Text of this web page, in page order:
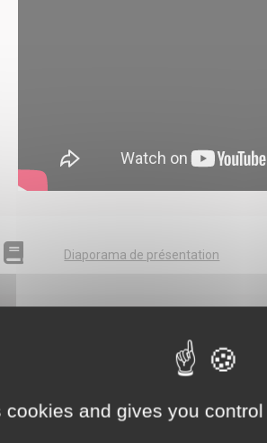
Diaporama de présentation
Programme Autonomie 2023 –
cookies and gives you